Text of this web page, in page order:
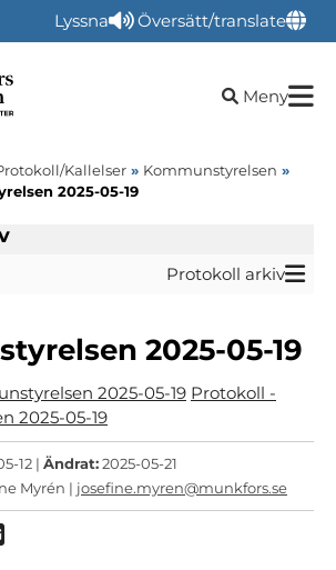
Lyssna Översätt/translate
Öppna
Meny
Kallelser » Kommunstyrelsen »
2025-05-19
Protokoll arkiv
2025-05-19
2025-05-19 Protokoll -
2025-05-19
12 | Ändrat:2025-05-21
Myrén | josefine.myren@munkfors.se
via Facebook
Dela via mail